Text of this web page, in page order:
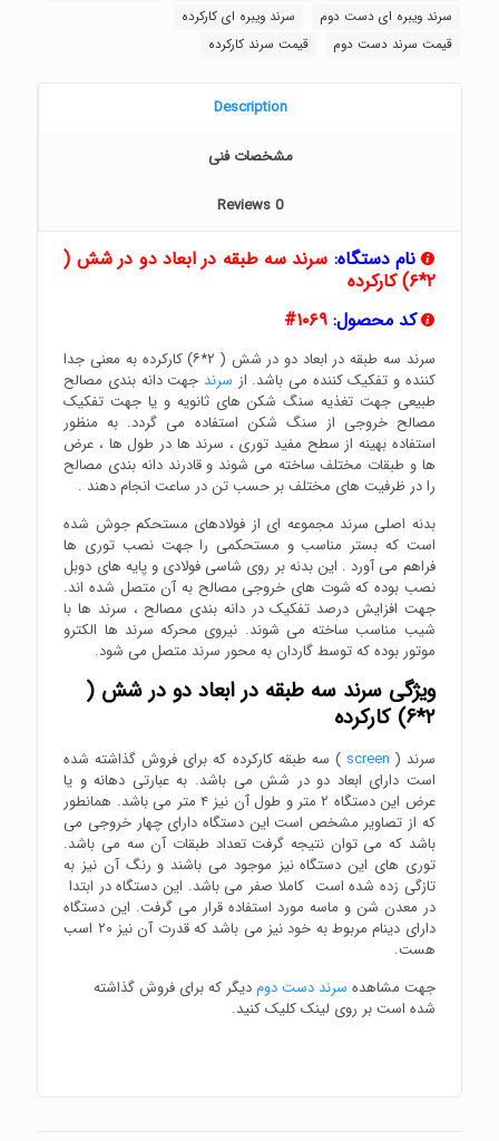
سرند ویبره ای دست دوم
سرند ویبره ای کارکرده
قیمت سرند دست دوم
قیمت سرند کارکرده
Description
مشخصات فنی
Reviews0
نام دستگاه: سرند سه طبقه در ابعاد دو در شش (
۲*۶) کارکرده
کد محصول: ۱۰۶۹#
سرند سه طبقه در ابعاد دو در شش ( ۲*۶) کارکرده به معنی جدا
کننده و تفکیک کننده می باشد. از سرند جهت دانه بندی مصالح
طبیعی جهت تغذیه سنگ شکن های ثانویه و یا جهت تفکیک
مصالح خروجی از سنگ شکن استفاده می گردد. به منظور
استفاده بهینه از سطح مفید توری ، سرند ها در طول ها ، عرض
ها و طبقات مختلف ساخته می شوند و قادرند دانه بندی مصالح
را در ظرفیت های مختلف بر حسب تن در ساعت انجام دهند .
بدنه اصلی سرند مجموعه ای از فولادهای مستحکم جوش شده
است که بستر مناسب و مستحکمی را جهت نصب توری ها
فراهم می آورد . این بدنه بر روی شاسی فولادی و پایه های دوبل
نصب بوده که شوت های خروجی مصالح به آن متصل شده اند.
جهت افزایش درصد تفکیک در دانه بندی مصالح ، سرند ها با
شیب مناسب ساخته می شوند. نیروی محرکه سرند ها الکترو
موتور بوده که توسط گاردان به محور سرند متصل می شود.
ویژگی سرند سه طبقه در ابعاد دو در شش (
۲*۶) کارکرده
سرند ( screen ) سه طبقه کارکرده که برای فروش گذاشته شده
است دارای ابعاد دو در شش می باشد. به عبارتی دهانه و یا
عرض این دستگاه ۲ متر و طول آن نیز ۴ متر می باشد. همانطور
که از تصاویر مشخص است این دستگاه دارای چهار خروجی می
باشد که می توان نتیجه گرفت تعداد طبقات آن سه می باشد.
توری های این دستگاه نیز موجود می باشند و رنگ آن نیز به
تازگی زده شده است کاملا صفر می باشد. این دستگاه در ابتدا
در معدن شن و ماسه مورد استفاده قرار می گرفت. این دستگاه
دارای دینام مربوط به خود نیز می باشد که قدرت آن نیز ۲۰ اسب
هست.
جهت مشاهده سرند دست دومدیگر که برای فروش گذاشته
شده است بر روی لینک کلیک کنید.